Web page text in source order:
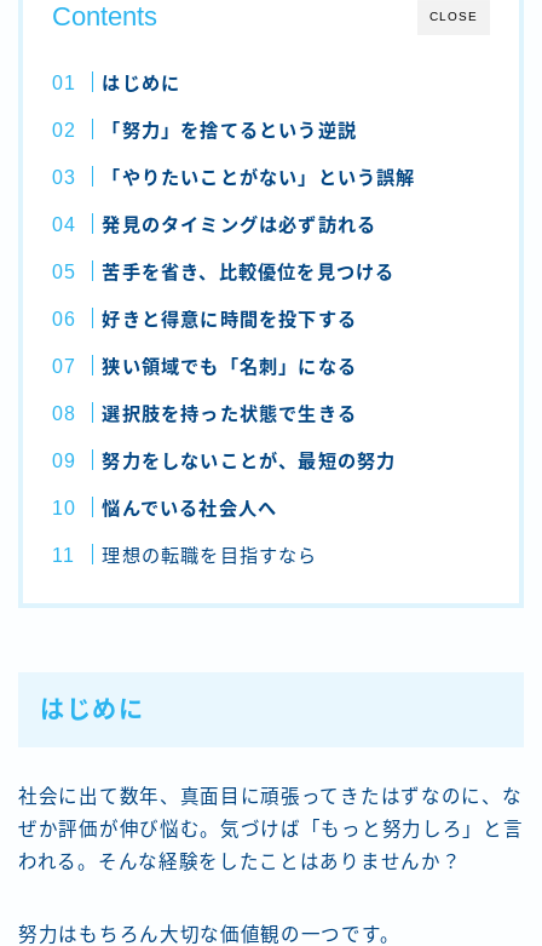
CLOSE
Contents
はじめに
「努力」を捨てるという逆説
「やりたいことがない」という誤解
発見のタイミングは必ず訪れる
苦手を省き、比較優位を見つける
好きと得意に時間を投下する
狭い領域でも「名刺」になる
選択肢を持った状態で生きる
努力をしないことが、最短の努力
悩んでいる社会人へ
理想の転職を目指すなら
はじめに
社会に出て数年、真面目に頑張ってきたはずなのに、な
ぜか評価が伸び悩む。気づけば「もっと努力しろ」と言
われる。そんな経験をしたことはありませんか？
努力はもちろん大切な価値観の一つです。